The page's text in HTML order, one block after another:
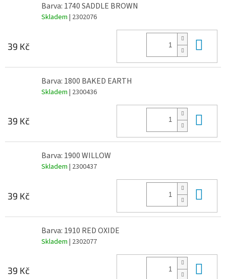
Barva: 1740 SADDLE BROWN
Skladem | 2302076
39 Kč
Barva: 1800 BAKED EARTH
Skladem | 2300436
39 Kč
Barva: 1900 WILLOW
Skladem | 2300437
39 Kč
Barva: 1910 RED OXIDE
Skladem | 2302077
39 Kč